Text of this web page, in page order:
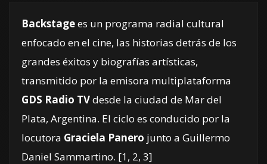
Backstagees un programa radial cultural
enfocado en el cine, las historias detrás de los
grandes éxitos y biografías artísticas,
transmitido por la emisora multiplataforma
GDS Radio TVdesde la ciudad de Mar del
Plata, Argentina. El ciclo es conducido por la
locutora Graciela Panero junto a Guillermo
Daniel Sammartino. [1, 2, 3]